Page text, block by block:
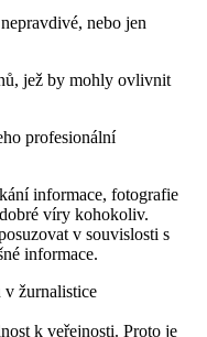
nebo jen
jež by mohly ovlivnit
profesionální
informace, fotografie
víry kohokoliv.
v souvislosti s
informace.
v žurnalistice
k veřejnosti. Proto je